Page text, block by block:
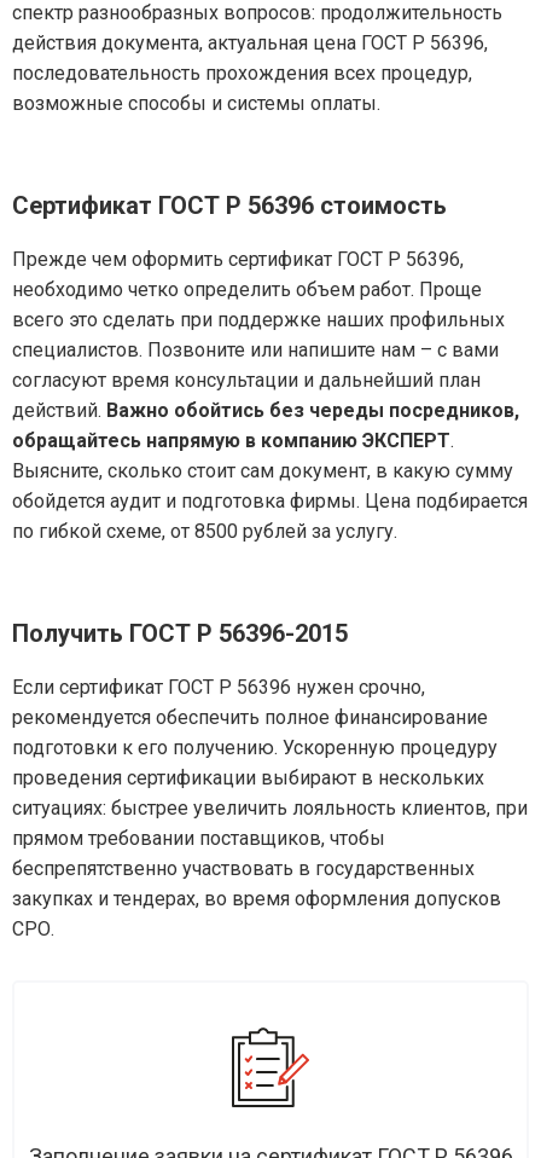
спектр разнообразных вопросов: продолжительность
действия документа, актуальная цена ГОСТ Р 56396,
последовательность прохождения всех процедур,
возможные способы и системы оплаты.
Сертификат ГОСТ Р 56396 стоимость
Прежде чем оформить сертификат ГОСТ Р 56396,
необходимо четко определить объем работ. Проще
всего это сделать при поддержке наших профильных
специалистов. Позвоните или напишите нам – с вами
согласуют время консультации и дальнейший план
действий. Важно обойтись без череды посредников,
обращайтесь напрямую в компанию ЭКСПЕРТ.
Выясните, сколько стоит сам документ, в какую сумму
обойдется аудит и подготовка фирмы. Цена подбирается
по гибкой схеме, от 8500 рублей за услугу.
Получить ГОСТ Р 56396-2015
Если сертификат ГОСТ Р 56396 нужен срочно,
рекомендуется обеспечить полное финансирование
подготовки к его получению. Ускоренную процедуру
проведения сертификации выбирают в нескольких
ситуациях: быстрее увеличить лояльность клиентов, при
прямом требовании поставщиков, чтобы
беспрепятственно участвовать в государственных
закупках и тендерах, во время оформления допусков
СРО.